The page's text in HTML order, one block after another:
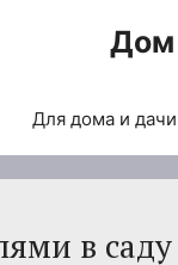
Дом
Для дома и дачи
в саду